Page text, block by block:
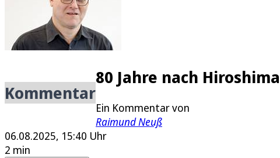
Kommentar
80 Jahre nach Hiroshima
Ein Kommentar von
Raimund Neuß
06.08.2025, 15:40 Uhr
2 min